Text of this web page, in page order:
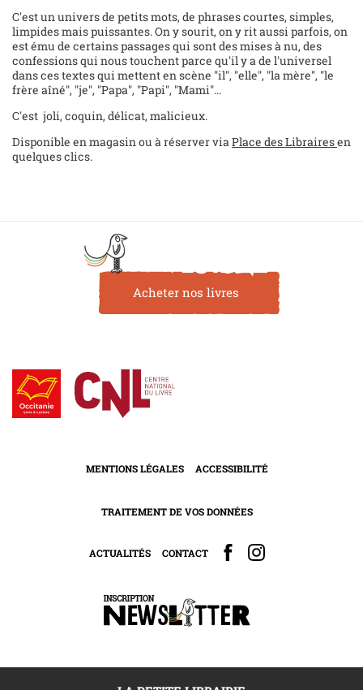
C'est un univers de petits mots, de phrases courtes, simples,
limpides mais puissantes. On y sourit, on y rit aussi parfois, on
est ému de certains passages qui sont des mises à nu, des
confessions qui nous touchent parce qu'il y a de l'universel
dans ces textes qui mettent en scène "il", "elle", "la mère", "le
frère aîné", "je", "Papa", "Papi", "Mami"...
C'est joli, coquin, délicat, malicieux.
Disponible en magasin ou à réserver viaPlace des Librairesen
quelques clics.
Acheter nos livres
MENTIONS LÉGALES ACCESSIBILITÉ
TRAITEMENT DE VOS DONNÉES
ACTUALITÉS CONTACT